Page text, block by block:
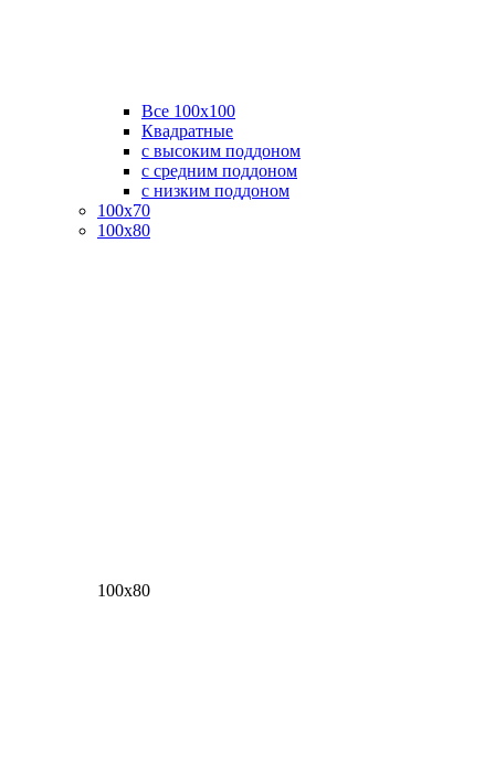
Все 100х100
Квадратные
с высоким поддоном
с средним поддоном
с низким поддоном
100х70
100х80
100х80